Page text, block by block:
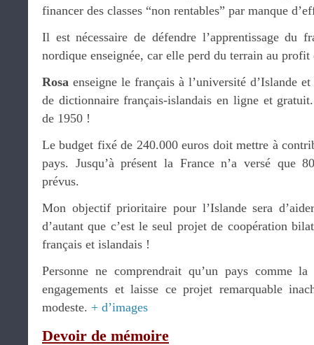
financer des classes “non rentables” par manque
Il est nécessaire de défendre l’apprentissage du
nordique enseignée, car elle perd du terrain au profit
Rosa enseigne le français à l’université d’Islande
de dictionnaire français-islandais en ligne et
de 1950 !
Le budget fixé de 240.000 euros doit mettre à
pays. Jusqu’à présent la France n’a versé que
prévus.
Mon objectif prioritaire pour l’Islande sera
d’autant que c’est le seul projet de coopération
français et islandais !
Personne ne comprendrait qu’un pays comme
engagements et laisse ce projet remarquable
modeste. + d’images
Devoir de mémoire